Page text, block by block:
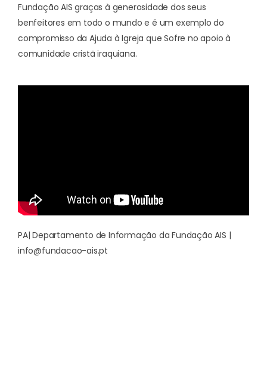
Fundação AIS graças à generosidade dos seus
benfeitores em todo o mundo e é um exemplo do
compromisso da Ajuda à Igreja que Sofre no apoio à
comunidade cristã iraquiana.
PA| Departamento de Informação da Fundação AIS |
info@fundacao-ais.pt